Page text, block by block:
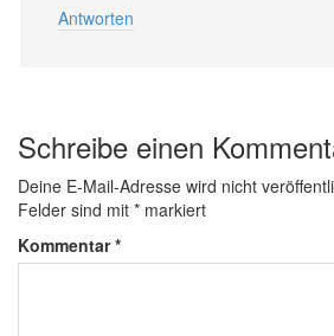
Antworten
Schreibe einen
Deine E-Mail-Adresse wird nicht
Felder sind mit * markiert
Kommentar*